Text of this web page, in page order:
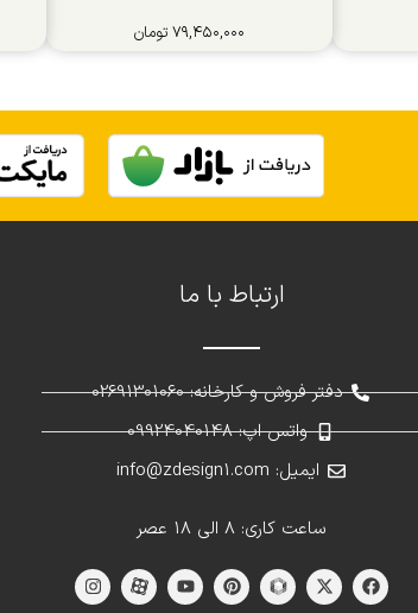
۷۹,۴۵۰,۰۰۰ تومان
ارتباط با ما
دفتر فروش و کارخانه: 02691301060
واتس اپ: 09924040148
ایمیل: info@zdesign1.com
ساعت کاری: 8 الی 18 عصر